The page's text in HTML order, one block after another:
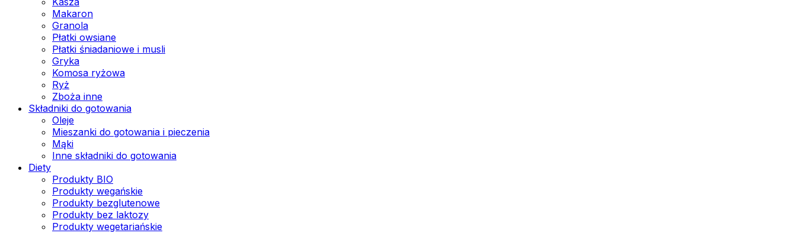
Makaron
Granola
Płatki owsiane
Płatki śniadaniowe i musli
Gryka
Komosa ryżowa
Ryż
Zboża inne
Składniki do gotowania
Oleje
Mieszanki do gotowania i pieczenia
Mąki
Inne składniki do gotowania
Diety
Produkty BIO
Produkty wegańskie
Produkty bezglutenowe
Produkty bez laktozy
Produkty wegetariańskie